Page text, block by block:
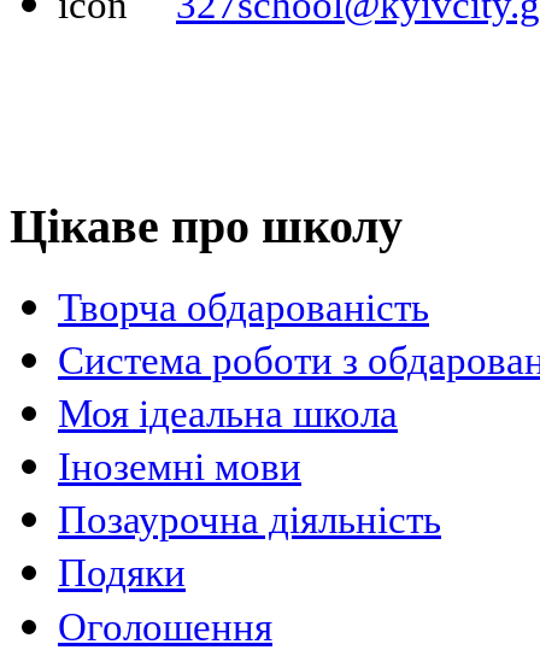
Цікаве про школу
Творча обдарованість
Система роботи з
Моя ідеальна школа
Іноземні мови
Позаурочна діяльність
Подяки
Оголошення